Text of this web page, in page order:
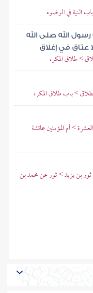
النية في الوضوء
الله صلى الله
عتاق في إغلاق
> طلاق المكره
> باب طلاق المكره
> أم المؤمنين عائشة
ثور بن يزيد > ثور عن محمد بن